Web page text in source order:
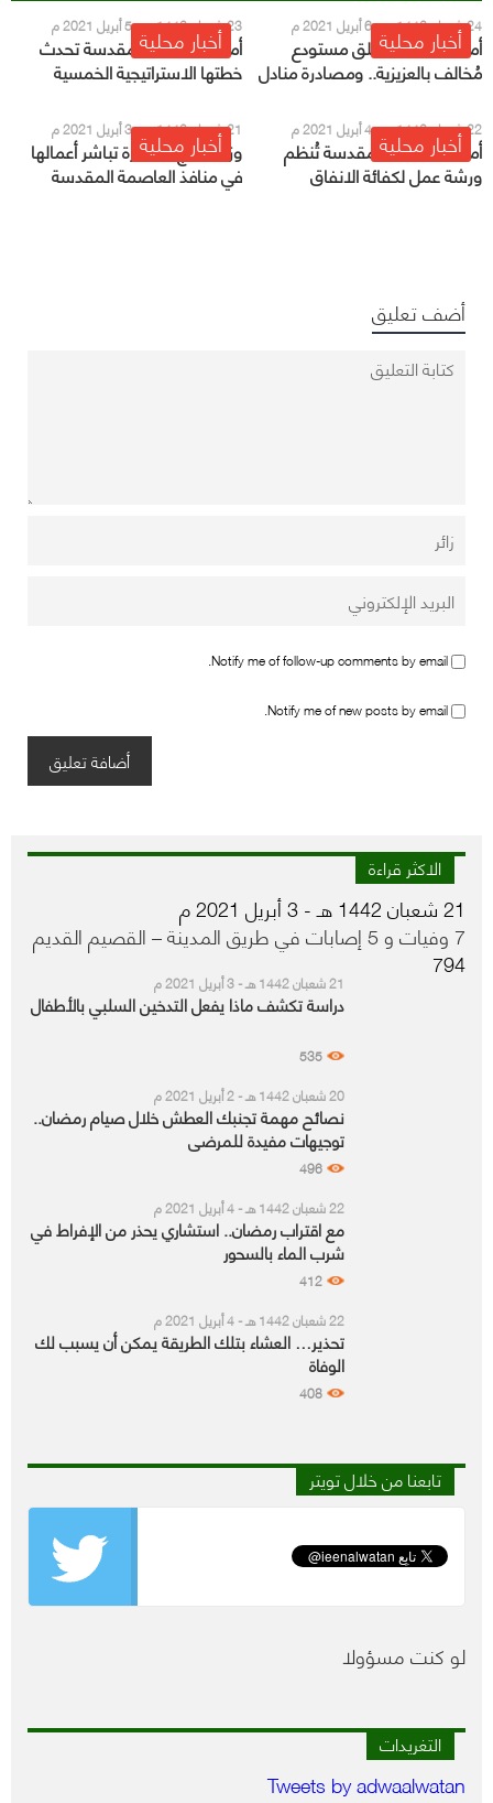
أخبار محلية24 شعبان 1442 هـ - 6 أبريل 2021 م
أمانة العاصمة تغلق مستودع
مُخالف بالعزيزية.. ومصادرة منادل
أخبار محلية23 شعبان 1442 هـ - 5 أبريل 2021 م
أمانة العاصمة المقدسة تحدث
خطتها الاستراتيجية الخمسية
أخبار محلية22 شعبان 1442 هـ - 4 أبريل 2021 م
أمانة العاصمة المقدسة تُنظم
ورشة عمل لكفائة الانفاق
أخبار محلية21 شعبان 1442 هـ - 3 أبريل 2021 م
وزارة الحج والعمرة تباشر أعمالها
في منافذ العاصمة المقدسة
أضف تعليق
Notify me of follow-up comments by email.
Notify me of new posts by email.
الاكثر قراءة
21 شعبان 1442 هـ - 3 أبريل 2021 م
7 وفيات و 5 إصابات في طريق المدينة – القصيم القديم
794
21 شعبان 1442 هـ - 3 أبريل 2021 م
دراسة تكشف ماذا يفعل التدخين السلبي بالأطفال
535
20 شعبان 1442 هـ - 2 أبريل 2021 م
نصائح مهمة تجنبك العطش خلال صيام رمضان..
توجيهات مفيدة للمرضى
496
22 شعبان 1442 هـ - 4 أبريل 2021 م
مع اقتراب رمضان.. استشاري يحذر من الإفراط في
شرب الماء بالسحور
412
22 شعبان 1442 هـ - 4 أبريل 2021 م
تحذير… العشاء بتلك الطريقة يمكن أن يسبب لك
الوفاة
408
تابعنا من خلال تويتر
لو كنت مسؤولا
التغريدات
Tweets by adwaalwatan